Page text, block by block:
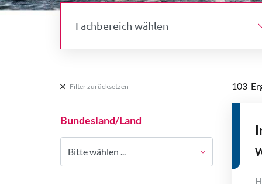
Filter zurücksetzen
Bundesland/Land
Bitte wählen ...
103